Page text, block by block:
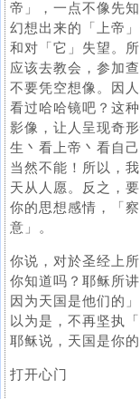
帝」，一点不像先
幻想出来的「上帝
和对「它」失望。
应该去教会，参加
不要凭空想像。因
看过哈哈镜吧？这
影像，让人呈现奇
生丶看上帝丶看自
当然不能！所以，
天从人愿。反之，
你的思想感情，「
意」。
你说，对於圣经上
你知道吗？耶稣所
因为天国是他们的
以为是，不再坚执
耶稣说，天国是你
打开心门